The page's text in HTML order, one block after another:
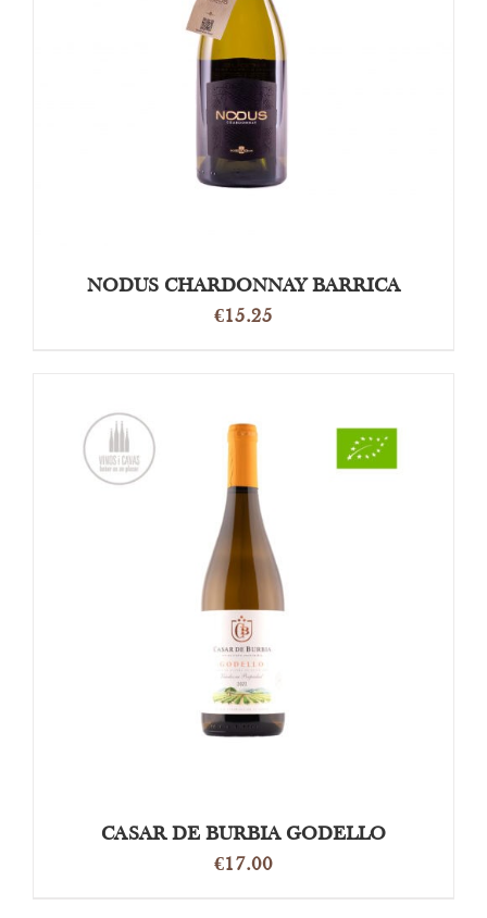
OPTIES SELECTEREN /
NODUS CHARDONNAY BARRICA
€15.25
OPTIES SELECTEREN /
CASAR DE BURBIA GODELLO
€17.00